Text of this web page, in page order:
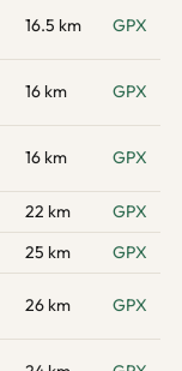
16.5 km GPX
16 km GPX
16 km GPX
22 km
GPX
25 km
GPX
26 km GPX